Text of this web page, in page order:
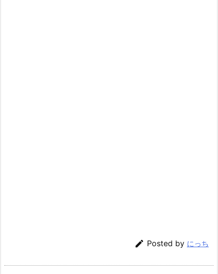
 Posted by にっち